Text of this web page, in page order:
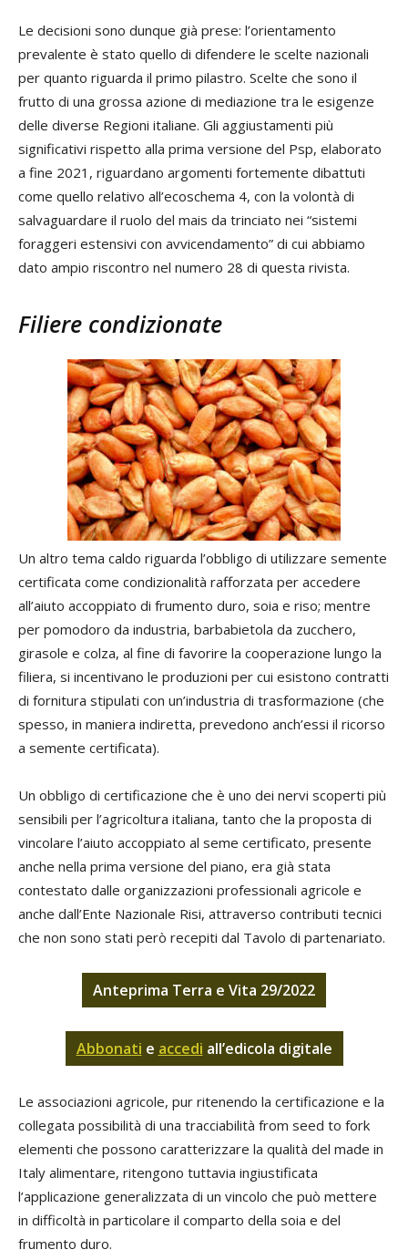
Le decisioni sono dunque già prese: l’orientamento
prevalente è stato quello di difendere le scelte nazionali
per quanto riguarda il primo pilastro. Scelte che sono il
frutto di una grossa azione di mediazione tra le esigenze
delle diverse Regioni italiane. Gli aggiustamenti più
significativi rispetto alla prima versione del Psp, elaborato
a fine 2021, riguardano argomenti fortemente dibattuti
come quello relativo all’ecoschema 4, con la volontà di
salvaguardare il ruolo del mais da trinciato nei “sistemi
foraggeri estensivi con avvicendamento” di cui abbiamo
dato ampio riscontro nel numero 28 di questa rivista.
Filiere condizionate
Un altro tema caldo riguarda l’obbligo di utilizzare semente
certificata come condizionalità rafforzata per accedere
all’aiuto accoppiato di frumento duro, soia e riso; mentre
per pomodoro da industria, barbabietola da zucchero,
girasole e colza, al fine di favorire la cooperazione lungo la
filiera, si incentivano le produzioni per cui esistono contratti
di fornitura stipulati con un’industria di trasformazione (che
spesso, in maniera indiretta, prevedono anch’essi il ricorso
a semente certificata).
Un obbligo di certificazione che è uno dei nervi scoperti più
sensibili per l’agricoltura italiana, tanto che la proposta di
vincolare l’aiuto accoppiato al seme certificato, presente
anche nella prima versione del piano, era già stata
contestato dalle organizzazioni professionali agricole e
anche dall’Ente Nazionale Risi, attraverso contributi tecnici
che non sono stati però recepiti dal Tavolo di partenariato.
Anteprima Terra e Vita 29/2022
Abbonati e accedi all’edicola digitale
Le associazioni agricole, pur ritenendo la certificazione e la
collegata possibilità di una tracciabilità from seed to fork
elementi che possono caratterizzare la qualità del made in
Italy alimentare, ritengono tuttavia ingiustificata
l’applicazione generalizzata di un vincolo che può mettere
in difficoltà in particolare il comparto della soia e del
frumento duro.